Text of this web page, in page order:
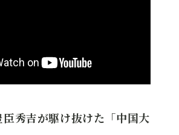
秀吉が駆け抜けた「中国大